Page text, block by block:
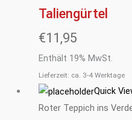
Taliengürtel
€11,95
Enthält 19% MwSt.
Lieferzeit: ca. 3-4 Werktage
Quick
Roter Teppich ins